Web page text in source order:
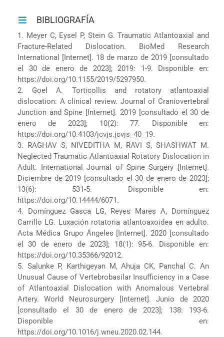
BIBLIOGRAFÍA
1. Meyer C, Eysel P, Stein G. Traumatic Atlantoaxial and
Fracture-Related Dislocation. BioMed Research
International [Internet]. 18 de marzo de 2019 [consultado
el 30 de enero de 2023]; 2019: 1-9. Disponible en:
https://doi.org/10.1155/2019/5297950.
2. Goel A. Torticollis and rotatory atlantoaxial
dislocation: A clinical review. Journal of Craniovertebral
Junction and Spine [Internet]. 2019 [consultado el 30 de
enero de 2023]; 10(2): 77. Disponible en:
https://doi.org/10.4103/jcvjs.jcvjs_40_19.
3. RAGHAV S, NIVEDITHA M, RAVI S, SHASHWAT M.
Neglected Traumatic Atlantoaxial Rotatory Dislocation in
Adult. International Journal of Spine Surgery [Internet].
Diciembre de 2019 [consultado el 30 de enero de 2023];
13(6): 531-5. Disponible en:
https://doi.org/10.14444/6071.
4. Domínguez Gasca LG, Reyes Mares A, Domínguez
Carrillo LG. Luxación rotatoria atlantoaxoidea en adulto.
Acta Médica Grupo Ángeles [Internet]. 2020 [consultado
el 30 de enero de 2023]; 18(1): 95-6. Disponible en:
https://doi.org/10.35366/92012.
5. Salunke P, Karthigeyan M, Ahuja CK, Panchal C. An
Unusual Cause of Vertebrobasilar Insufficiency in a Case
of Atlantoaxial Dislocation with Anomalous Vertebral
Artery. World Neurosurgery [Internet]. Junio de 2020
[consultado el 30 de enero de 2023]; 138: 193-6.
Disponible en:
https://doi.org/10.1016/j.wneu.2020.02.144.